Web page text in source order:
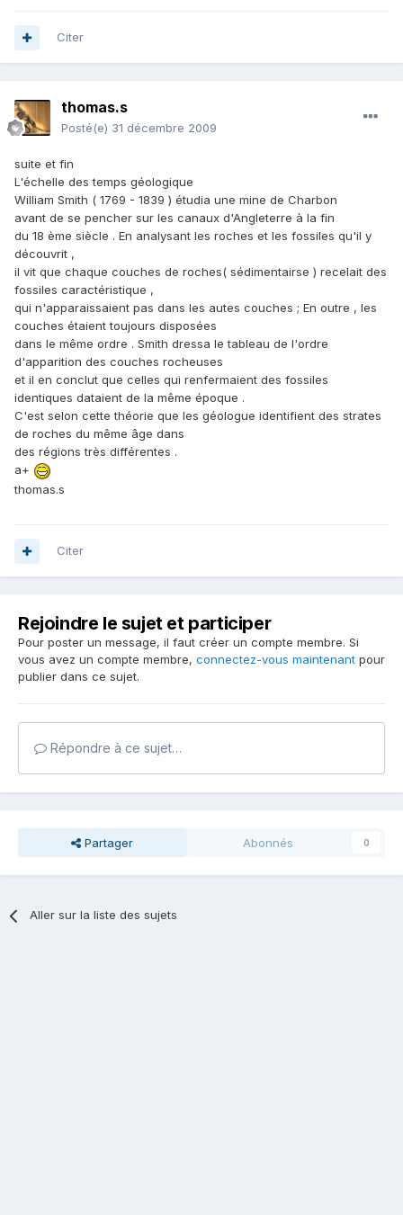
Citer
thomas.s
Posté(e) 31 décembre 2009
suite et fin
L'échelle des temps géologique
William Smith ( 1769 - 1839 ) étudia une mine de Charbon
avant de se pencher sur les canaux d'Angleterre à la fin
du 18 ème siècle . En analysant les roches et les fossiles qu'il y
découvrit ,
il vit que chaque couches de roches( sédimentairse ) recelait des
fossiles caractéristique ,
qui n'apparaissaient pas dans les autes couches ; En outre , les
couches étaient toujours disposées
dans le même ordre . Smith dressa le tableau de l'ordre
d'apparition des couches rocheuses
et il en conclut que celles qui renfermaient des fossiles
identiques dataient de la même époque .
C'est selon cette théorie que les géologue identifient des strates
de roches du même âge dans
des régions très différentes .
a+
thomas.s
Citer
Rejoindre le sujet et participer
Pour poster un message, il faut créer un compte membre. Si
vous avez un compte membre, connectez-vous maintenant pour
publier dans ce sujet.
Répondre à ce sujet…
Partager Abonnés 0
Aller sur la liste des sujets